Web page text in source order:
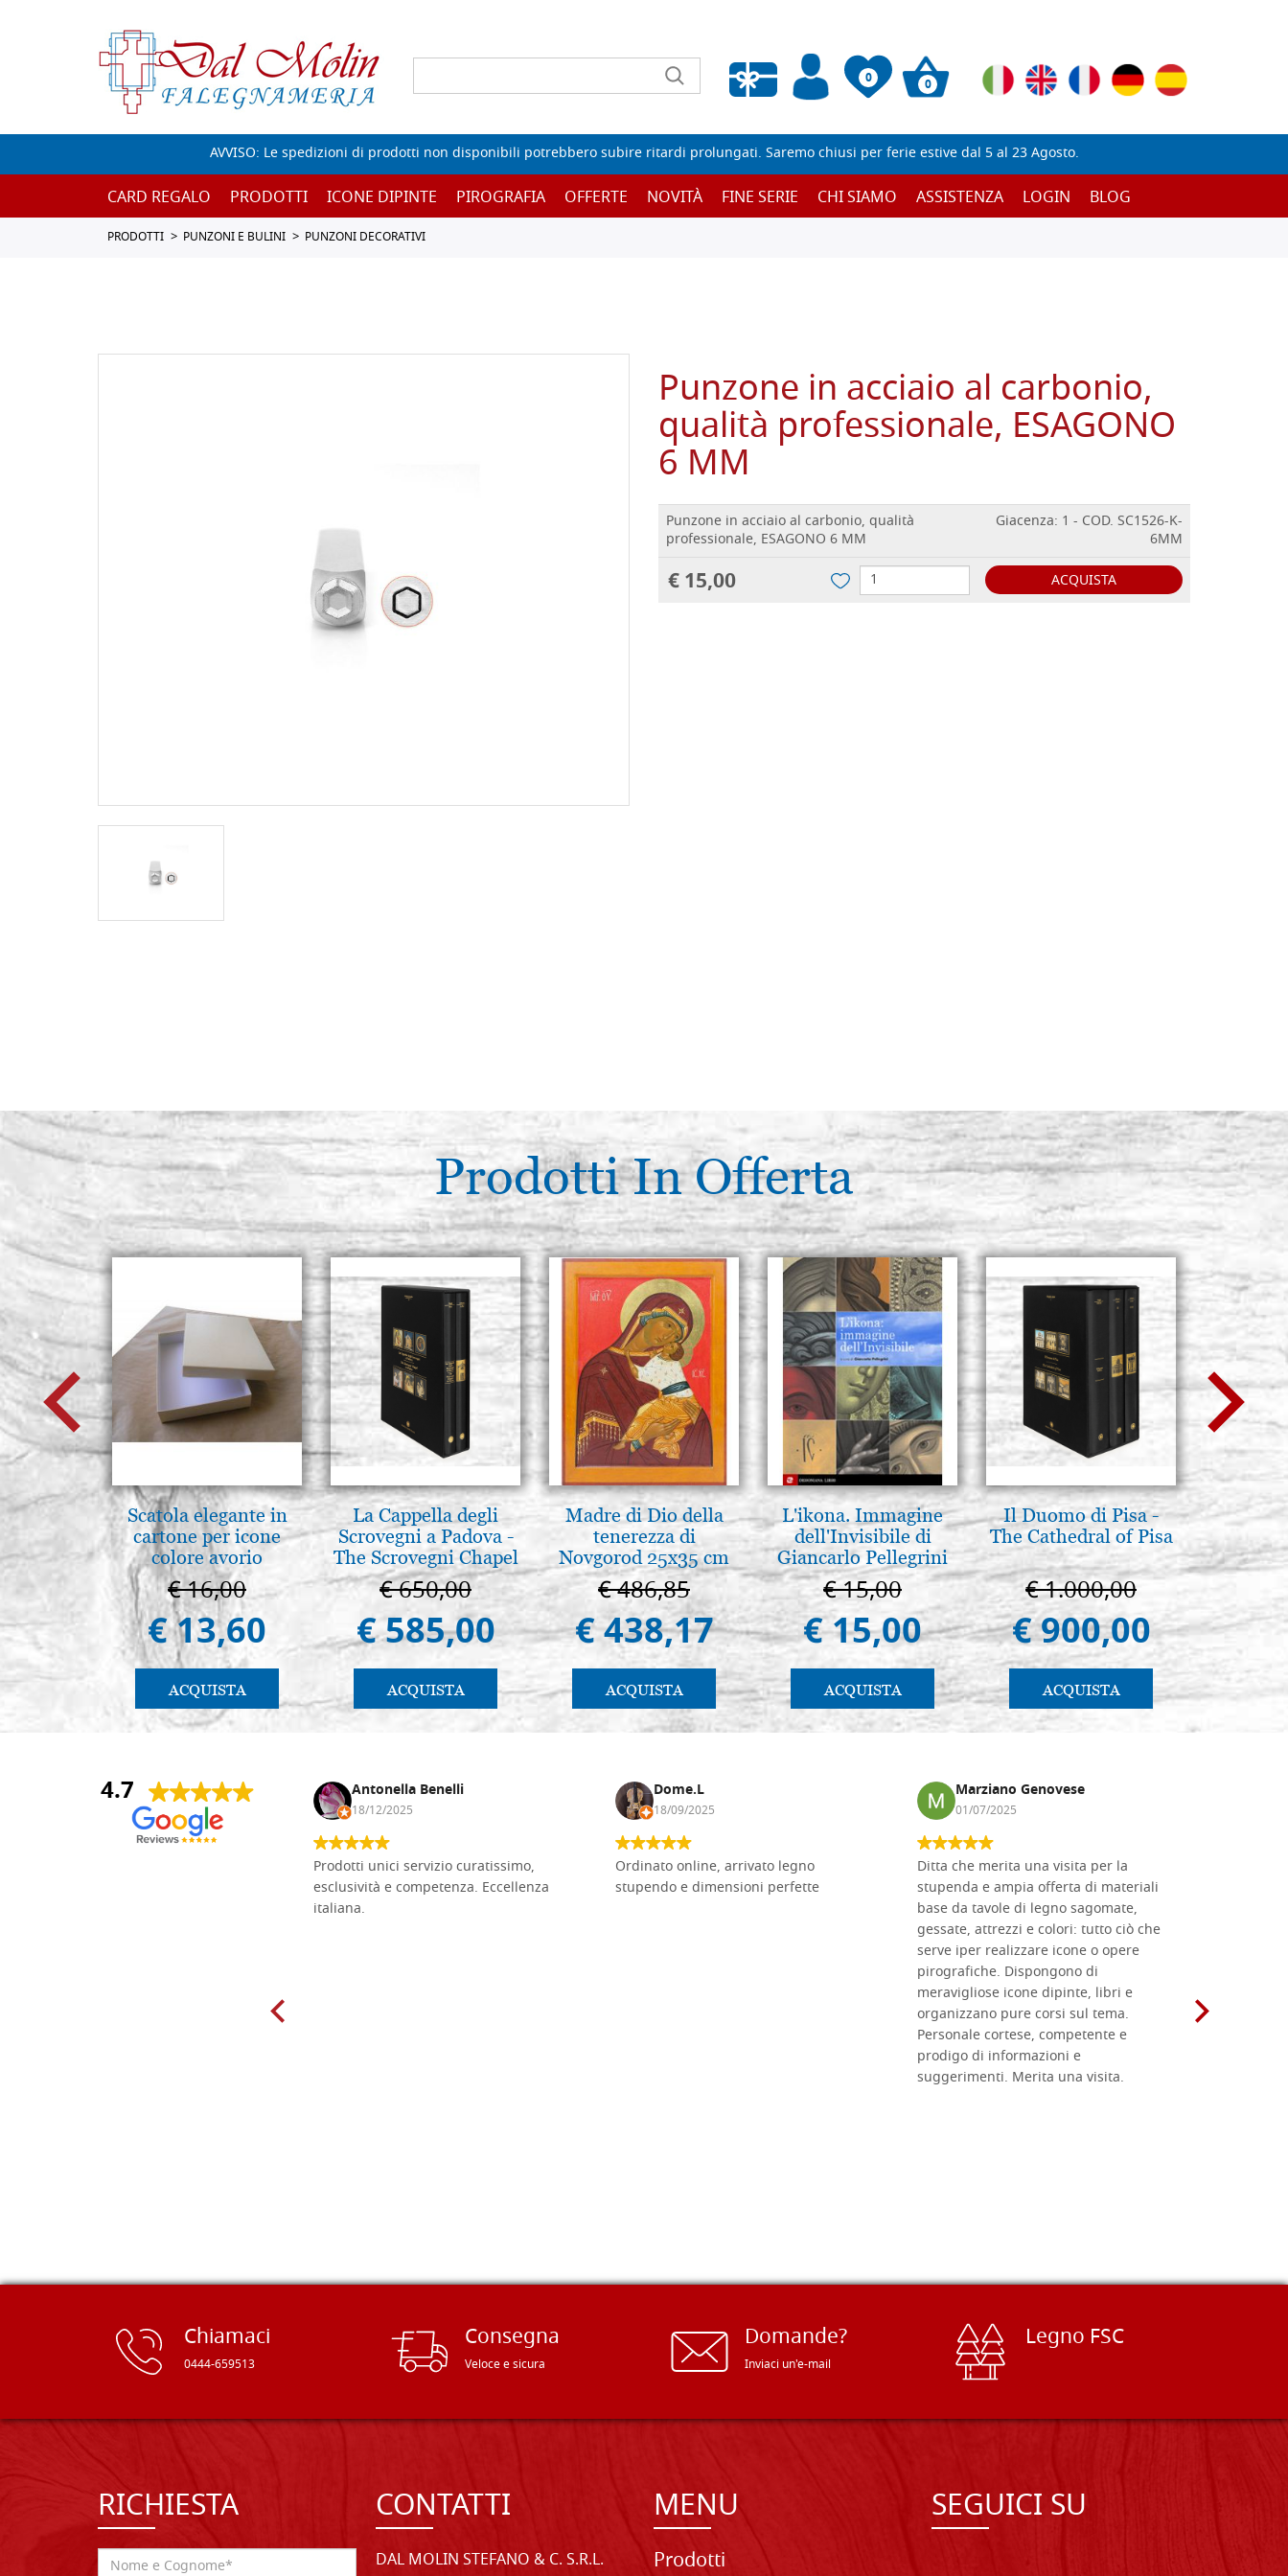
0
Wishlist vuota
0
AVVISO: Le spedizioni di prodotti non disponibili potrebbero subire ritardi prolungati. Saremo chiusi per ferie estive dal 5 al 23 Agosto.
CARD REGALO PRODOTTI ICONE DIPINTE PIROGRAFIA OFFERTE NOVITÀ FINE SERIE CHI SIAMO ASSISTENZA LOGIN BLOG
PRODOTTI PUNZONI E BULINI PUNZONI DECORATIVI
Punzone in acciaio al carbonio,
qualità professionale, ESAGONO
6 MM
Punzone in acciaio al carbonio, qualità
professionale, ESAGONO 6 MM
Giacenza: 1 - COD. SC1526-K-
6MM
€ 15,00 ACQUISTA
Prodotti In Offerta
Scatola elegante in
cartone per icone
colore avorio
€ 16,00
€ 13,60
ACQUISTA
La Cappella degli
Scrovegni a Padova -
The Scrovegni Chapel
in Padua
€ 650,00
€ 585,00
ACQUISTA
Madre di Dio della
tenerezza di
Novgorod 25x35 cm
€ 486,85
€ 438,17
ACQUISTA
L'ikona. Immagine
dell'Invisibile di
Giancarlo Pellegrini
€ 15,00
€ 15,00
ACQUISTA
Il Duomo di Pisa -
The Cathedral of Pisa
€ 1.000,00
€ 900,00
ACQUISTA
L'uomo
Una
€
4.7
Andrea Monguzzi Antonella Benelli
18/12/2025
Prodotti unici servizio curatissimo,
esclusività e competenza. Eccellenza
italiana.
Dome.L
18/09/2025
Ordinato online, arrivato legno
stupendo e dimensioni perfette
Marziano Genovese
01/07/2025
Ditta che merita una visita per la
stupenda e ampia offerta di materiali
base da tavole di legno sagomate,
gessate, attrezzi e colori: tutto ciò che
serve iper realizzare icone o opere
pirografiche. Dispongono di
meravigliose icone dipinte, libri e
organizzano pure corsi sul tema.
Personale cortese, competente e
prodigo di informazioni e
suggerimenti. Merita una visita.
Chiamaci
0444-659513
Consegna
Veloce e sicura
Domande?
Inviaci un'e-mail
Legno FSC
RICHIESTA CONTATTI
DAL MOLIN STEFANO & C. S.R.L.
MENU
Prodotti
SEGUICI SU